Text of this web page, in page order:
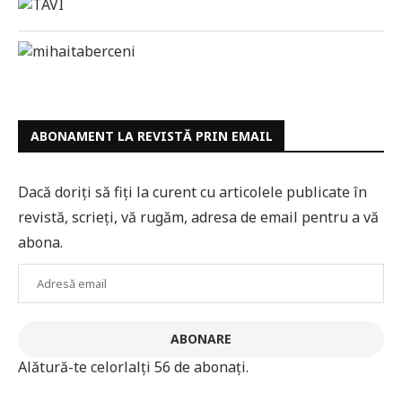
ABONAMENT LA REVISTĂ PRIN EMAIL
Dacă doriți să fiți la curent cu articolele publicate în
revistă, scrieți, vă rugăm, adresa de email pentru a vă
abona.
ABONARE
Alătură-te celorlalți 56 de abonați.